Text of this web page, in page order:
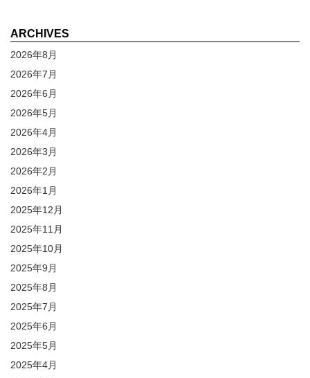
ARCHIVES
2026年8月
2026年7月
2026年6月
2026年5月
2026年4月
2026年3月
2026年2月
2026年1月
2025年12月
2025年11月
2025年10月
2025年9月
2025年8月
2025年7月
2025年6月
2025年5月
2025年4月